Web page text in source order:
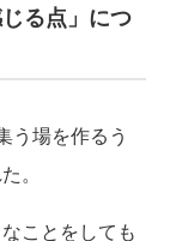
る点」につ
う場を作るう
。
ことをしても